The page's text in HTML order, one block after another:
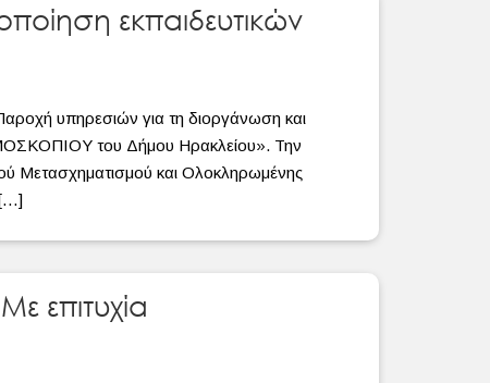
εκπαιδευτικών
υπηρεσιών για τη διοργάνωση και
του Δήμου Ηρακλείου». Την
Μετασχηματισμού και Ολοκληρωμένης
[…]
επιτυχία